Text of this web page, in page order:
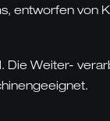
entworfen von
Die Weiter-